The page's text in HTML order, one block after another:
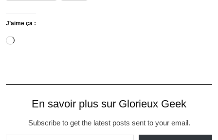
J’aime ça :
En savoir plus sur Glorieux Geek
Subscribe to get the latest posts sent to your email.